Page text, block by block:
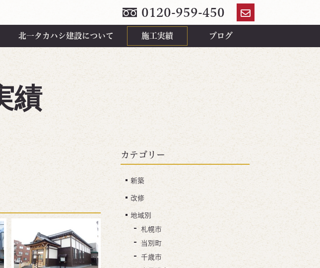
0120-959-450
お
い
北一タカハシ建設について 施工実績 ブログ
績
カテゴリー
新築
改修
地域別
札幌市
当別町
千歳市